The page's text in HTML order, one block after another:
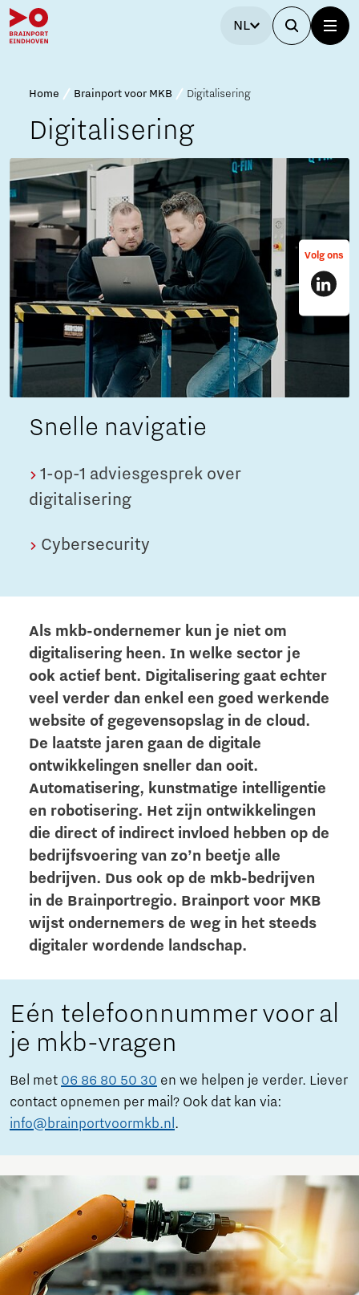
NL
Home Brainport voor MKB Digitalisering
Digitalisering
Volg ons
Snelle navigatie
1-op-1 adviesgesprek over
digitalisering
Cybersecurity
Als mkb-ondernemer kun je niet om
digitalisering heen. In welke sector je
ook actief bent. Digitalisering gaat echter
veel verder dan enkel een goed werkende
website of gegevensopslag in de cloud.
De laatste jaren gaan de digitale
ontwikkelingen sneller dan ooit.
Automatisering, kunstmatige intelligentie
en robotisering. Het zijn ontwikkelingen
die direct of indirect invloed hebben op de
bedrijfsvoering van zo’n beetje alle
bedrijven. Dus ook op de mkb-bedrijven
in de Brainportregio. Brainport voor MKB
wijst ondernemers de weg in het steeds
digitaler wordende landschap.
Eén telefoonnummer voor al
je mkb-vragen
Bel met 06 86 80 50 30 en we helpen je verder. Liever
contact opnemen per mail? Ook dat kan via:
info@brainportvoormkb.nl.